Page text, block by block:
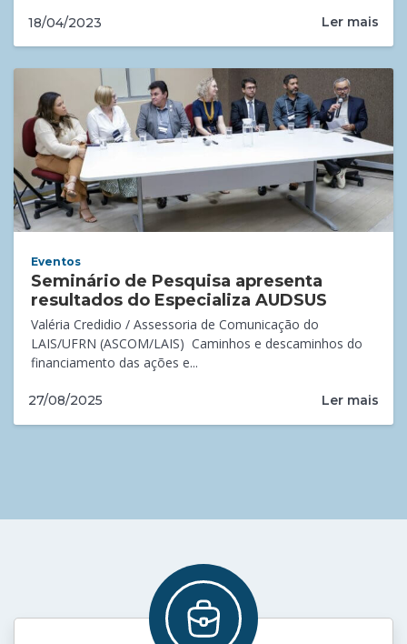
18/04/2023 Ler mais
Eventos
Seminário de Pesquisa apresenta
resultados do Especializa AUDSUS
Valéria Credidio / Assessoria de Comunicação do
LAIS/UFRN (ASCOM/LAIS) Caminhos e descaminhos do
financiamento das ações e...
27/08/2025 Ler mais